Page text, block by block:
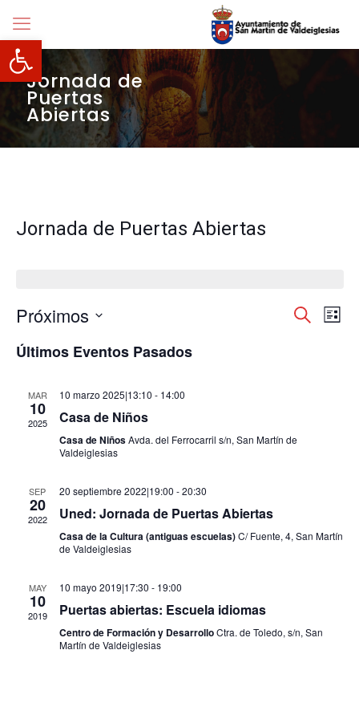
Abrir barra de herramientas
Jornada de
Puertas
Abiertas
Jornada de Puertas Abiertas
Buscar
de
Lista
Próximos
laÚltimos Eventos Pasados
MAR
10
2025
10 marzo 2025|13:10 - 14:00
Casa de Niños
Casa de NiñosAvda. del Ferrocarril s/n, San Martín de
Valdeiglesias
SEP
20
2022
20 septiembre 2022|19:00 -20:30
Uned: Jornada de Puertas Abiertas
Casa de la Cultura (antiguas escuelas)C/ Fuente, 4, San Martín
de Valdeiglesias
MAY
10
2019
10 mayo 2019|17:30 - 19:00
Puertas abiertas: Escuela idiomas
Centro de Formación y DesarrolloCtra. de Toledo, s/n, San
Martín de Valdeiglesias